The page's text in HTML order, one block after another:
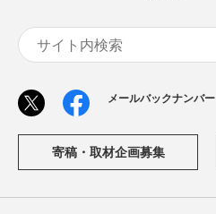
メールバックナンバー
寄稿・取材企画募集